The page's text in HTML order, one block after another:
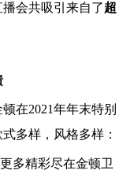
会共吸引来自了超
在2021年年末特别
多样，风格多样：
多精彩尽在金顿卫